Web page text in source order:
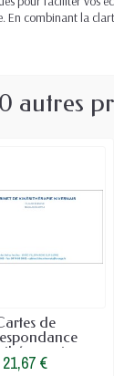
combinant la
autres
de
21,67 €